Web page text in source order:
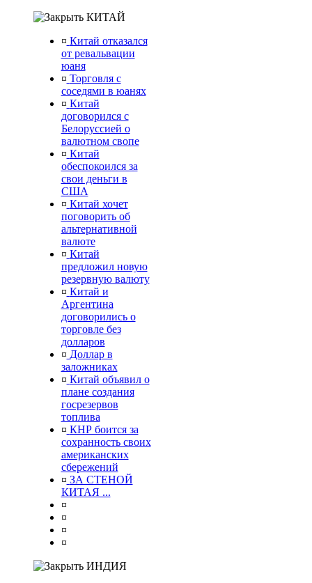
КИТАЙ
¤ Китай отказался
от ревальвации
юаня
¤ Торговля с
соседями в юанях
¤ Китай
договорился с
Белоруссией о
валютном свопе
¤ Китай
обеспокоился за
свои деньги в
США
¤ Китай хочет
поговорить об
альтернативной
валюте
¤ Китай
предложил новую
резервную валюту
¤ Китай и
Аргентина
договорились о
торговле без
долларов
¤ Доллар в
заложниках
¤ Китай объявил о
плане создания
госрезервов
топлива
¤ КНР боится за
сохранность своих
американских
сбережений
¤ ЗА СТЕНОЙ
КИТАЯ ...
¤
¤
¤
¤
ИНДИЯ